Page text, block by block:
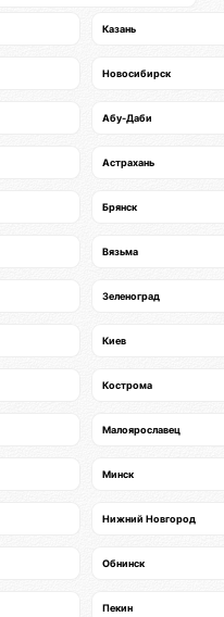
Казань
Новосибирск
Абу-Даби
Астрахань
Брянск
Вязьма
Зеленоград
Киев
Кострома
Малоярославец
Минск
Нижний Новгород
Обнинск
Пекин